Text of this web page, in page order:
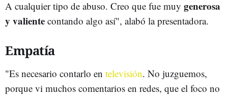
A cualquier tipo de abuso. Creo que fue muy generosa
y valiente contando algo así", alabó la presentadora.
Empatía
"Es necesario contarlo en televisión. No juzguemos,
porque vi muchos comentarios en redes, que el foco no